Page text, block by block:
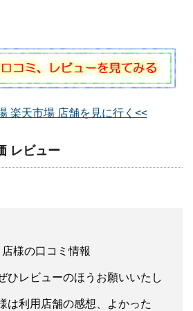
楽天市場 店舗を見に行く<<
レビュー
店様の口コミ情報
ひレビューのほうお願いいたし
は利用店舗の感想、よかった